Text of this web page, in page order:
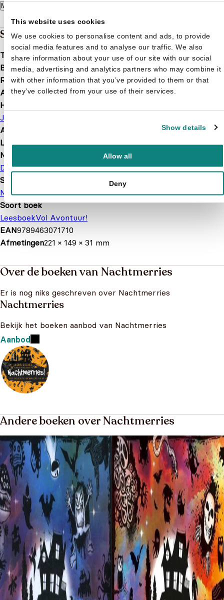
This website uses cookies
We use cookies to personalise content and ads, to provide
social media features and to analyse our traffic. We also
share information about your use of our site with our social
media, advertising and analytics partners who may combine it
with other information that you’ve provided to them or that
they’ve collected from your use of their services.
Show details
Allow all
Deny
Meer lezen
Specificaties
Taalnl
Bindwijze Hardcover
Releasedatum2016-05-04
Aantal pagina's288
Hoofdauteur
Jason Segel
Afbeelding
Leeftijd11 t/m 17 jaar
Merk
De Ballon
Serie of karakter
Nachtmerries
Soort boek
LeesboekVol Avontuur!
EAN9789463071710
Afmetingen221 × 149 × 31 mm
Over de boeken van Nachtmerries
Er is nog niks geschreven over Nachtmerries
Nachtmerries
Bekijk het boeken aanbod van Nachtmerries
Aanbod
Andere boeken over Nachtmerries